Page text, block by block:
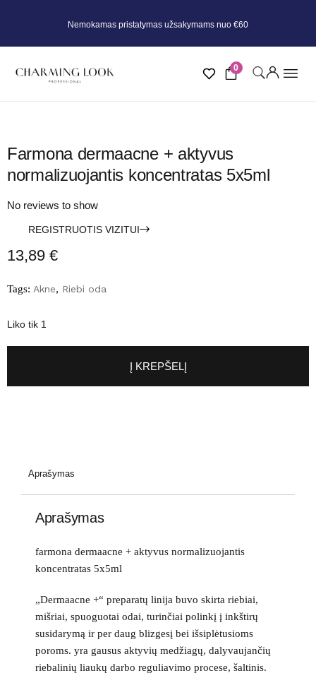
Nemokamas pristatymas užsakymams nuo €60
0
Farmona dermaacne + aktyvus
normalizuojantis koncentratas 5x5ml
No reviews to show
REGISTRUOTIS VIZITUI
13,89 €
Tags: Akne, Riebi oda
Liko tik 1
Į KREPŠELĮ
Aprašymas
Aprašymas
farmona dermaacne + aktyvus normalizuojantis
koncentratas 5x5ml
„Dermaacne +“ preparatų linija buvo skirta riebiai,
mišriai, spuoguotai odai, turinčiai polinkį į inkštirų
susidarymą ir per daug blizgesį bei išsiplėtusioms
poroms. yra gausus aktyvių medžiagų, dalyvaujančių
riebalinių liaukų darbo reguliavimo procese, šaltinis.